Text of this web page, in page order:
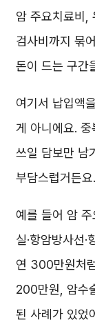
암 주요치료비,
검사비까지 묶
돈이 드는 구간
여기서 납입액
게 아니에요.
쓰일 담보만 남
부담스럽거든요.
예를 들어 암
실·항암방사선
연 300만원처
200만원, 암수
된 사례가 있었